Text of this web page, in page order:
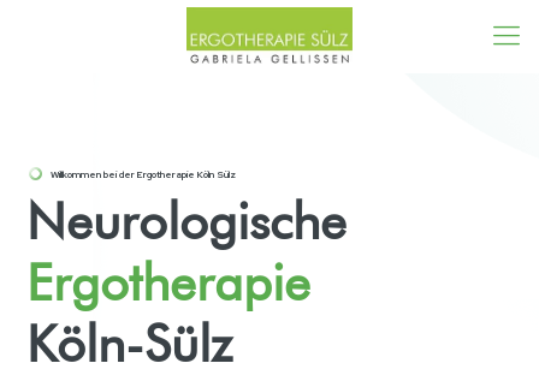
Willkommen bei der Ergotherapie Köln Sülz
Neurologische
Ergotherapie
Köln-Sülz